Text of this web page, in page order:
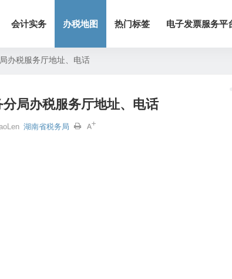
会计实务 办税地图 热门标签 电子发票服务平
办税服务厅地址、电话
局办税服务厅地址、电话
湖南省税务局